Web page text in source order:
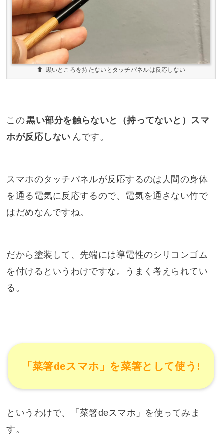
黒いところを持たないとタッチパネルは反応しない
この黒い部分を触らないと（持ってないと）スマ
ホが反応しない んです。
スマホのタッチパネルが反応するのは人間の身体
を通る電気に反応するので、電気を通さない竹で
はだめなんですね。
だから塗装して、先端には導電性のシリコンゴム
を付けるというわけですな。うまく考えられてい
る。
「菜箸deスマホ」を菜箸として使う!
というわけで、「菜箸deスマホ」を使ってみま
す。